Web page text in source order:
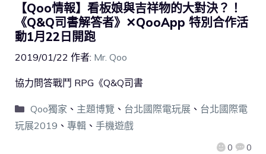
【Qoo情報】看板娘與吉祥物的大對決？！
《Q&Q司書解答者》✕QooApp 特別合作活
動1月22日開跑
2019/01/22 作者: Mr. Qoo
0 0
協力問答戰鬥 RPG《Q&Q司書
Qoo獨家 、 主題博覽 、 台北國際電玩展、 台北國際電
玩展2019 、 專輯 、 手機遊戲